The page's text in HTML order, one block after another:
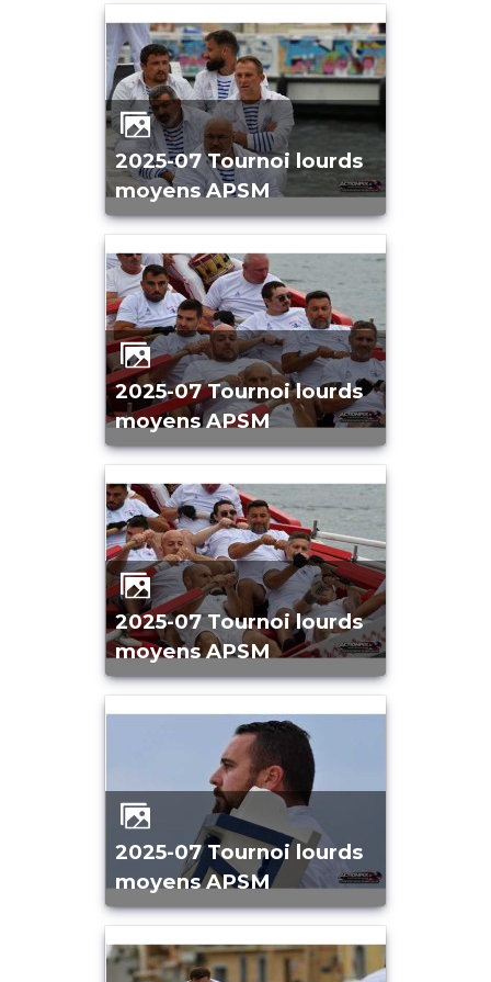
2025-07 Tournoi lourds
moyens APSM
2025-07 Tournoi lourds
moyens APSM
2025-07 Tournoi lourds
moyens APSM
2025-07 Tournoi lourds
moyens APSM